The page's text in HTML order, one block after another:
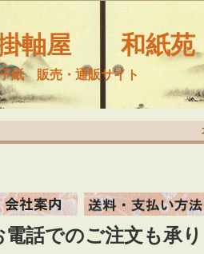
掛軸屋 和紙苑
紙 販売・通販サイト
電話でのご注文も承